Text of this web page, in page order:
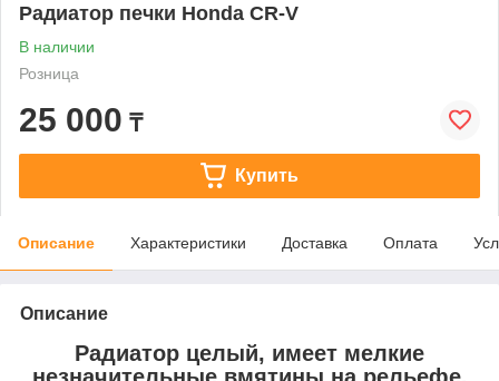
Радиатор печки Honda CR-V
В наличии
Розница
25 000 ₸
Купить
Описание Характеристики Доставка Оплата
Описание
Радиатор целый, имеет мелкие